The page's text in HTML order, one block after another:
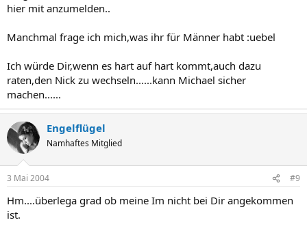
hier mit anzumelden..
Manchmal frage ich mich,was ihr für Männer habt :uebel
Ich würde Dir,wenn es hart auf hart kommt,auch dazu
raten,den Nick zu wechseln......kann Michael sicher
machen......
Engelflügel
Namhaftes Mitglied
3 Mai 2004 #9
Hm....überlega grad ob meine Im nicht bei Dir angekommen
ist.